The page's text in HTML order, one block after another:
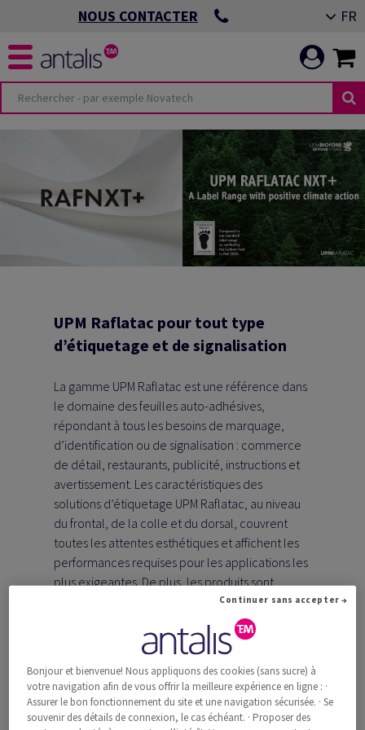
NOUS CONTACTER FR
UPM Raflatac pour tout type
d’étiquetage et de signalisation
La gamme UPM Raflatac est une référence dans
le domaine des feuilles auto-adhésives,
répondant à tous les besoins de marquage,
d’identification ou de signalisation : commerce
de détail, restaurants, publicité, instructions et
avertissement. Les caractéristiques des
solutions d’étiquetage UPM Raflatac, au niveau
du frontal, de la colle et du dorsal, couvrent
toutes les attentes esthétiques et affichent les
performances requises pour les applications les
plus exigeantes. De plus, les produits sont
durables: les usines ont obtenu la certification
environnementale ISO 14001; une partie des
papiers utilisés pour les étiquettes est certifiée
FSC et les adhésifs à base d’eau ne contiennent
aucun solvant.
Antalis lance les nouveaux matériaux RAFNXT+
Bonjour et bienvenue! Nous appliquons des cookies (sans sucre) à
votre navigation afin de vous offrir la meilleure expérience en ligne : ·
Assurer le bon fonctionnement du site et une navigation sécurisée. · Se
souvenir des détails de connexion, le cas échéant. · Proposer des
Continuer sans accepter →